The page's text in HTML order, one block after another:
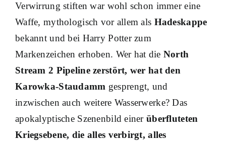
Verwirrung stiften war wohl schon immer eine
Waffe, mythologisch vor allem als Hadeskappe
bekannt und bei Harry Potter zum
Markenzeichen erhoben. Wer hat die North
Stream 2 Pipeline zerstört, wer hat den
Karowka-Staudamm gesprengt, und
inzwischen auch weitere Wasserwerke? Das
apokalyptische Szenenbild einerüberfluteten
Kriegsebene, die alles verbirgt, alles